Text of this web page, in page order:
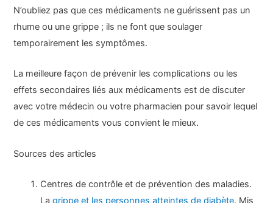
N’oubliez pas que ces médicaments ne guérissent pas un
rhume ou une grippe ; ils ne font que soulager
temporairement les symptômes.
La meilleure façon de prévenir les complications ou les
effets secondaires liés aux médicaments est de discuter
avec votre médecin ou votre pharmacien pour savoir lequel
de ces médicaments vous convient le mieux.
Sources des articles
Centres de contrôle et de prévention des maladies.
Lagrippe et les personnes atteintes de diabète. Mis